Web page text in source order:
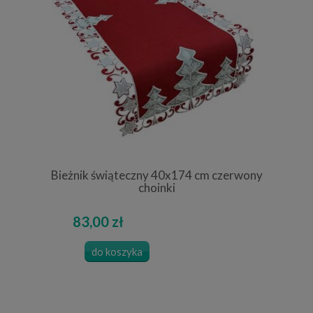
Bieżnik świąteczny 40x174 cm czerwony
choinki
83,00 zł
do koszyka